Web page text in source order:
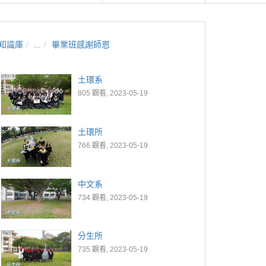
識庫 畢業班感謝師恩
土環系
805 觀看, 2023-05-19
土環所
766 觀看, 2023-05-19
中文系
734 觀看, 2023-05-19
分生所
735 觀看, 2023-05-19